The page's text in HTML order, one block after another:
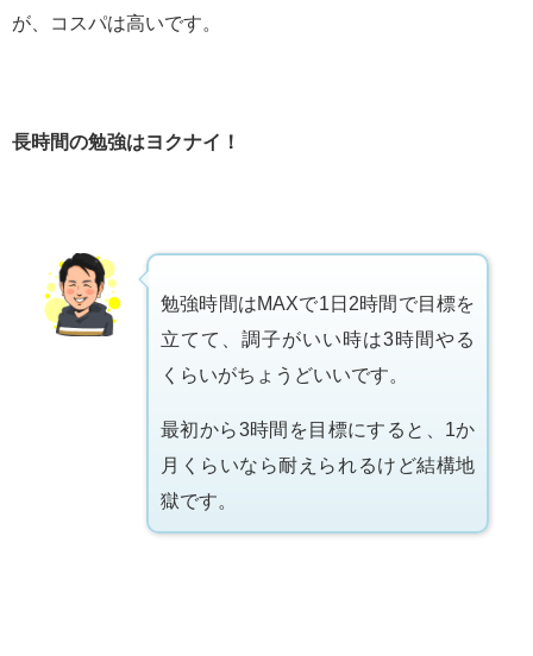
が、コスパは高いです。
長時間の勉強はヨクナイ！
勉強時間はMAXで1日2時間で目標を
立てて、調子がいい時は3時間やる
くらいがちょうどいいです。
最初から3時間を目標にすると、1か
月くらいなら耐えられるけど結構地
獄です。